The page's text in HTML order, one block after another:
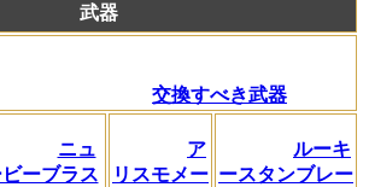
武器
交換すべき武器
ニュ
ーブラス
ア
リスモメー
ルーキ
ースタンブレー